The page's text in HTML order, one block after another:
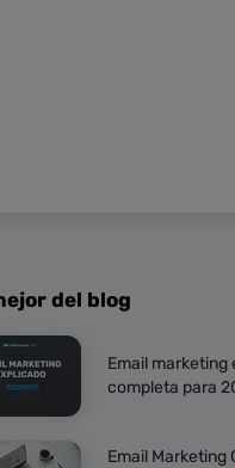
del blog
Email marketing
completa para
Email Marketing